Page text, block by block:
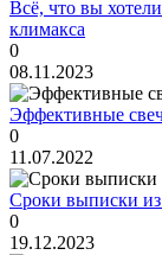
Всё, что вы
климакса
0
08.11.2023
Эффективные
0
11.07.2022
Сроки выписки из
0
19.12.2023